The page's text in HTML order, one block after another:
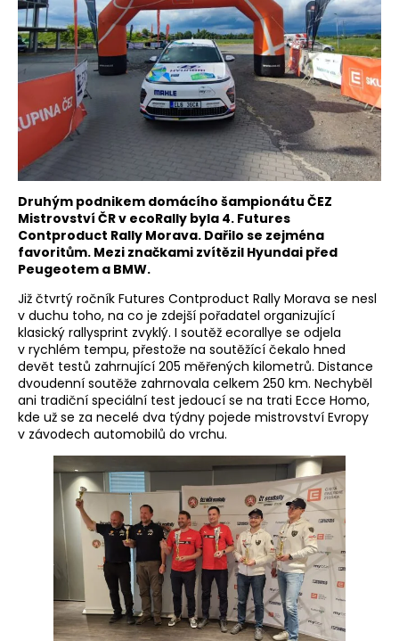
Druhým podnikem domácího šampionátu ČEZ
Mistrovství ČR v ecoRally byla 4. Futures
Contproduct Rally Morava. Dařilo se zejména
favoritům. Mezi značkami zvítězil Hyundai před
Peugeotem a BMW.
Již čtvrtý ročník Futures Contproduct Rally Morava se nesl
v duchu toho, na co je zdejší pořadatel organizující
klasický rallysprint zvyklý. I soutěž ecorallye se odjela
v rychlém tempu, přestože na soutěžící čekalo hned
devět testů zahrnující 205 měřených kilometrů. Distance
dvoudenní soutěže zahrnovala celkem 250 km. Nechyběl
ani tradiční speciální test jedoucí se na trati Ecce Homo,
kde už se za necelé dva týdny pojede mistrovství Evropy
v závodech automobilů do vrchu.